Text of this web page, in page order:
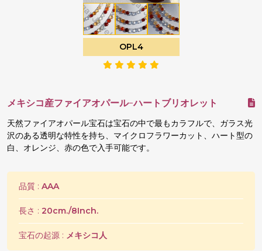
OPL4
メキシコ産ファイアオパール-ハートブリオレット
天然ファイアオパール宝石は宝石の中で最もカラフルで、ガラス光
沢のある透明な特性を持ち、マイクロフラワーカット、ハート型の
白、オレンジ、赤の色で入手可能です。
品質 : AAA
長さ : 20cm./8Inch.
宝石の起源 : メキシコ人